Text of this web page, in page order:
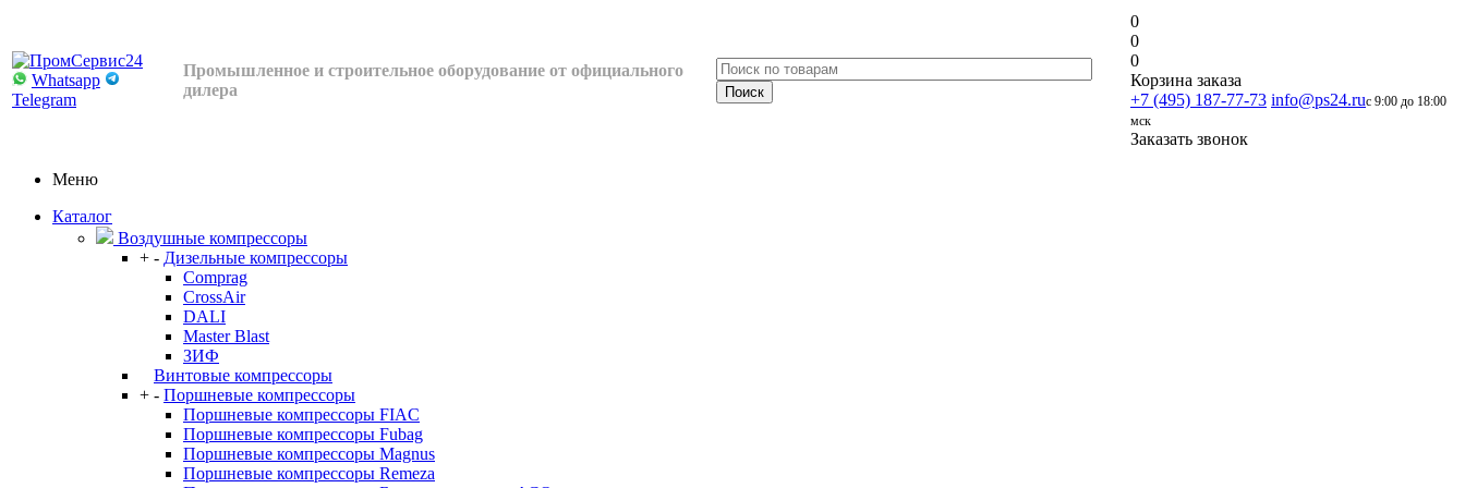
Whatsapp
Telegram
Промышленное и строительное оборудование от официального
дилера
0
0
0
Корзина заказа
+7 (495) 187-77-73 info@ps24.ruс 9:00 до 18:00
мск
Заказать звонок
Меню
Каталог
Воздушные компрессоры
+ - Дизельные компрессоры
Comprag
CrossAir
DALI
Master Blast
ЗИФ
Винтовые компрессоры
+ - Поршневые компрессоры
Поршневые компрессоры FIAC
Поршневые компрессоры Fubag
Поршневые компрессоры Magnus
Поршневые компрессоры Remeza